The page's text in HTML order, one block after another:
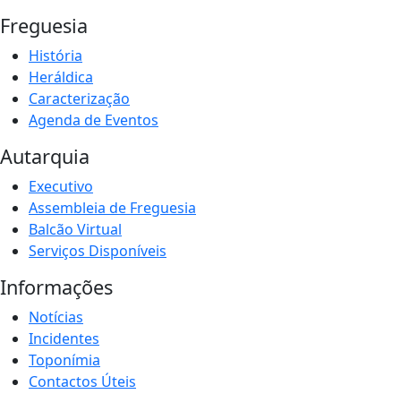
Freguesia
História
Heráldica
Caracterização
Agenda de Eventos
Autarquia
Executivo
Assembleia de Freguesia
Balcão Virtual
Serviços Disponíveis
Informações
Notícias
Incidentes
Toponímia
Contactos Úteis